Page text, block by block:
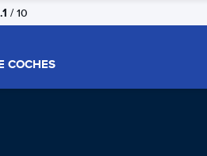
/ 10
COCHES